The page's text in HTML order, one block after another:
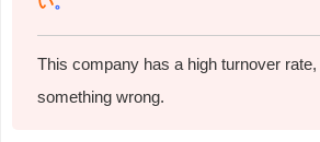
This company has a high turnover rate,
something wrong.